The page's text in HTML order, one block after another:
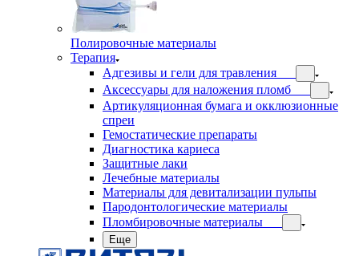
Полировочные материалы
Терапия
Адгезивы и гели для травления
Аксессуары для наложения пломб
Артикуляционная бумага и окклюзионные
спреи
Гемостатические препараты
Диагностика кариеса
Защитные лаки
Лечебные материалы
Материалы для девитализации пульпы
Пародонтологические материалы
Пломбировочные материалы
Еще